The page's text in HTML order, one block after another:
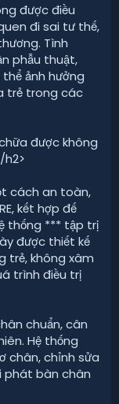
được điều
đi sai tư thế,
Tình
phẫu thuật,
ảnh hưởng
trẻ trong các
được không
h2>
cách an toàn,
kết hợp đế
thống *** tập trị
được thiết kế
trẻ, không xâm
trình điều trị
chuẩn, cân
Hệ thống
chân, chỉnh sửa
phát bàn chân